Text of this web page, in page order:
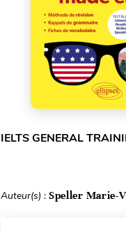
IELTS GENERAL
Auteur(s) : Speller Marie-